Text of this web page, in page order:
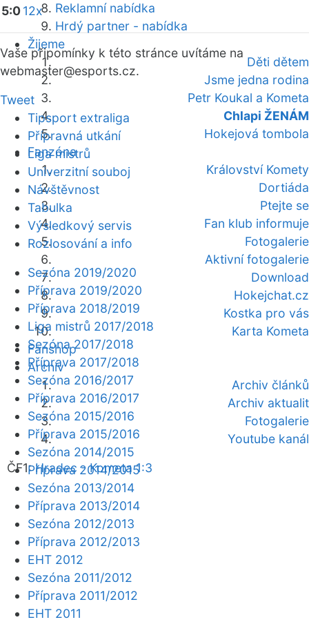
Reklamní nabídka
Hrdý partner - nabídka
Žijeme
Děti dětem
Jsme jedna rodina
Petr Koukal a Kometa
Chlapi ŽENÁM
Hokejová tombola
Fanzóna
Království Komety
Dortiáda
Ptejte se
Fan klub informuje
Fotogalerie
Aktivní fotogalerie
Download
Hokejchat.cz
Kostka pro vás
Karta Kometa
Fanshop
Archiv
Archiv článků
Archiv aktualit
Fotogalerie
Youtube kanál
ČF1:Hradec - Kometa 1:3
5:012x
Vaše připomínky k této stránce uvítáme na
webmaster@esports.cz.
Tweet
Tipsport extraliga
Přípravná utkání
Liga mistrů
Univerzitní souboj
Návštěvnost
Tabulka
Výsledkový servis
Rozlosování a info
Sezóna 2019/2020
Příprava 2019/2020
Příprava 2018/2019
Liga mistrů 2017/2018
Sezóna 2017/2018
Příprava 2017/2018
Sezóna 2016/2017
Příprava 2016/2017
Sezóna 2015/2016
Příprava 2015/2016
Sezóna 2014/2015
Příprava 2014/2015
Sezóna 2013/2014
Příprava 2013/2014
Sezóna 2012/2013
Příprava 2012/2013
EHT 2012
Sezóna 2011/2012
Příprava 2011/2012
EHT 2011